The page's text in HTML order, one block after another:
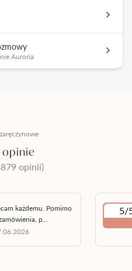
Auroria
opinie
opinii)
każdemu. Pomimo
p...
5/